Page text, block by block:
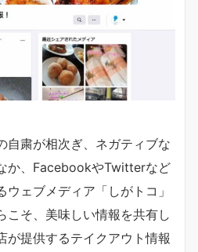
自粛が相次ぎ、ネガティブな
か、FacebookやTwitterなど
ェブメディア「しがトコ」
こそ、美味しい情報を共有し
が提供するテイクアウト情報